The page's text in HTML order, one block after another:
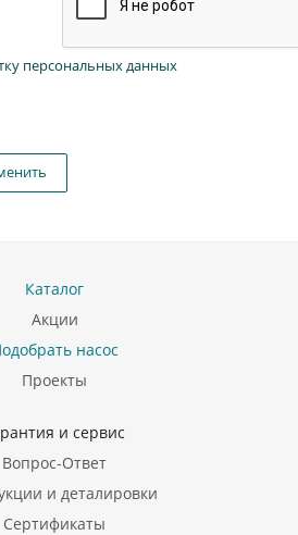
персональных данных
Каталог
Акции
насос
Проекты
и сервис
Вопрос-Ответ
и деталировки
Сертификаты